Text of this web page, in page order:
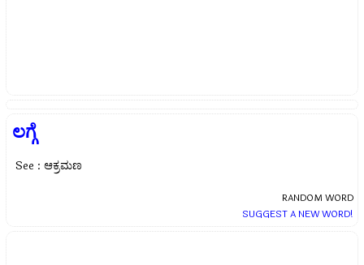
ಲಗ್ಗೆ
See : ಆಕ್ರಮಣ
RANDOM WORD
SUGGEST A NEW WORD!